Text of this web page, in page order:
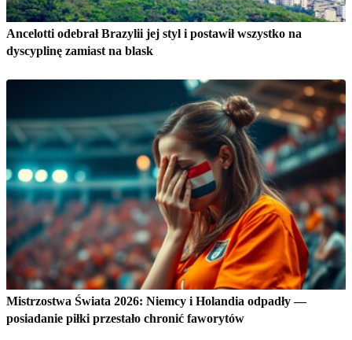
Ancelotti odebrał Brazylii jej styl i postawił wszystko na
dyscyplinę zamiast na blask
Mistrzostwa Świata 2026: Niemcy i Holandia odpadły —
posiadanie piłki przestało chronić faworytów